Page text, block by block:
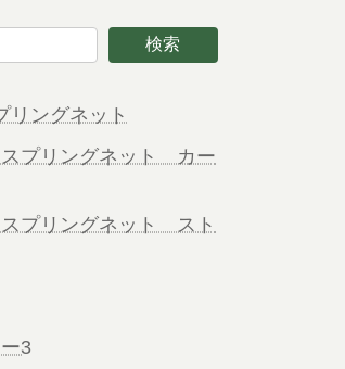
検索
リングネット
プリングネット カー
プリングネット スト
3